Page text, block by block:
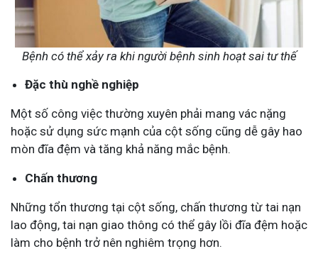
Bệnh có thể xảy ra khi người bệnh sinh hoạt sai tư thế
Đặc thù nghề nghiệp
Một số công việc thường xuyên phải mang vác nặng
hoặc sử dụng sức mạnh của cột sống cũng dễ gây hao
mòn đĩa đệm và tăng khả năng mắc bệnh.
Chấn thương
Những tổn thương tại cột sống, chấn thương từ tai nạn
lao động, tai nạn giao thông có thể gây lồi đĩa đệm hoặc
làm cho bệnh trở nên nghiêm trọng hơn.